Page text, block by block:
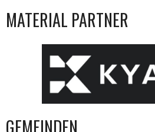
MATERIAL PARTNER